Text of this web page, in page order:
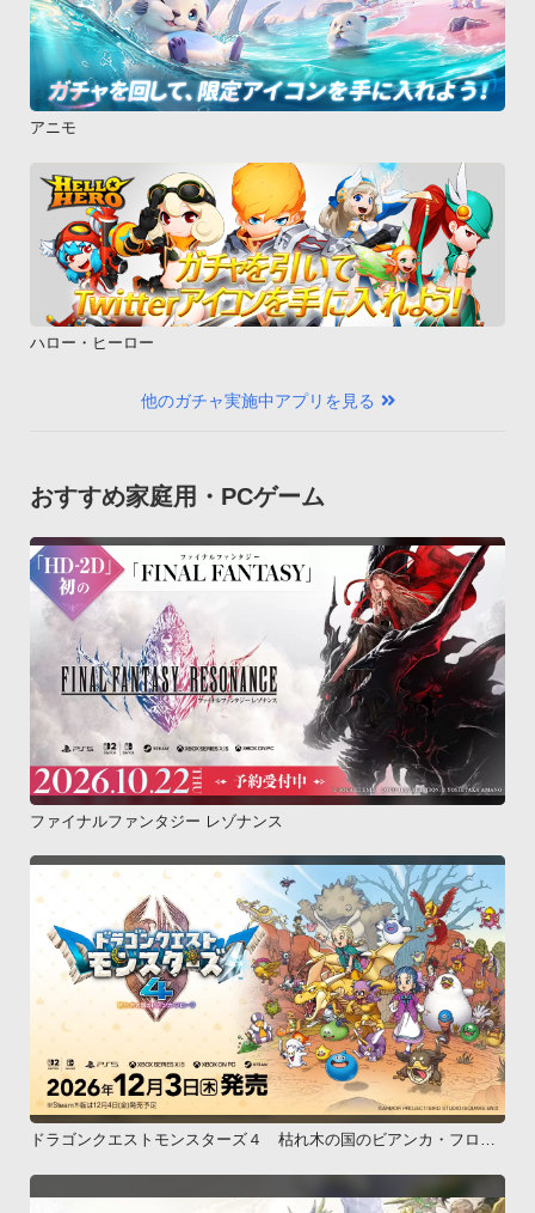
アニモ
ハロー・ヒーロー
他のガチャ実施中アプリを見る
おすすめ家庭用・PCゲーム
ファイナルファンタジー レゾナンス
ドラゴンクエストモンスターズ４ 枯れ木の国のビアンカ・フロー